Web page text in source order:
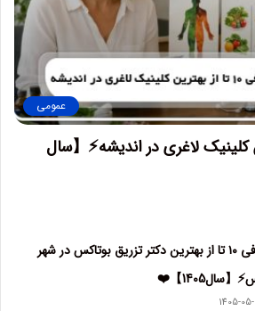
عمومی
بهترین کلینیک لاغری در اندیشه⚡【سال
معرفی ۱۰ تا از بهترین دکتر تزریق بوتاکس در شهر
سال1405】❤️
1405-